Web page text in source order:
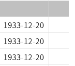
1933-12-20
1933-12-20
1933-12-20